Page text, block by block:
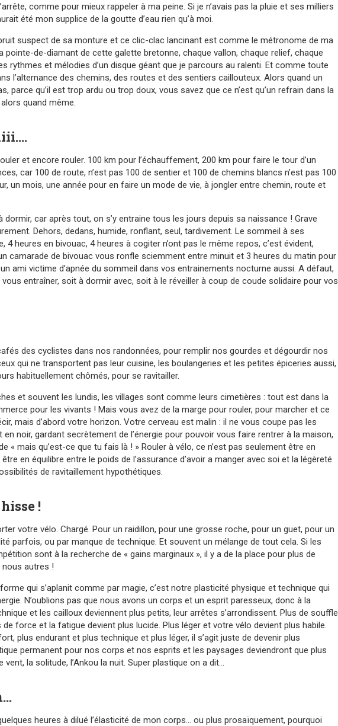
comme pour mieux rappeler à ma peine. Si je n’avais pas la pluie et ses milliers
été mon supplice de la goutte d’eau rien qu’à moi.
suspect de sa monture et ce clic-clac lancinant est comme le métronome de ma
pointe-de-diamant de cette galette bretonne, chaque vallon, chaque relief, chaque
rythmes et mélodies d’un disque géant que je parcours au ralenti. Et comme toute
l’alternance des chemins, des routes et des sentiers caillouteux. Alors quand un
parce qu’il est trop ardu ou trop doux, vous savez que ce n’est qu’un refrain dans la
quand même.
et encore rouler. 100 km pour l’échauffement, 200 km pour faire le tour d’un
car 100 de route, n’est pas 100 de sentier et 100 de chemins blancs n’est pas 100
un mois, une année pour en faire un mode de vie, à jongler entre chemin, route et
dormir, car après tout, on s’y entraine tous les jours depuis sa naissance ! Grave
Dehors, dedans, humide, ronflant, seul, tardivement. Le sommeil à ses
4 heures en bivouac, 4 heures à cogiter n’ont pas le même repos, c’est évident,
camarade de bivouac vous ronfle sciemment entre minuit et 3 heures du matin pour
ami victime d’apnée du sommeil dans vos entrainements nocturne aussi. A défaut,
entraîner, soit à dormir avec, soit à le réveiller à coup de coude solidaire pour vos
des cyclistes dans nos randonnées, pour remplir nos gourdes et dégourdir nos
qui ne transportent pas leur cuisine, les boulangeries et les petites épiceries aussi,
habituellement chômés, pour se ravitailler.
et souvent les lundis, les villages sont comme leurs cimetières : tout est dans la
pour les vivants ! Mais vous avez de la marge pour rouler, pour marcher et ce
mais d’abord votre horizon. Votre cerveau est malin : il ne vous coupe pas les
noir, gardant secrètement de l’énergie pour pouvoir vous faire rentrer à la maison,
« mais qu’est-ce que tu fais là ! » Rouler à vélo, ce n’est pas seulement être en
en équilibre entre le poids de l’assurance d’avoir a manger avec soi et la légèreté
de ravitaillement hypothétiques.
!
votre vélo. Chargé. Pour un raidillon, pour une grosse roche, pour un guet, pour un
parfois, ou par manque de technique. Et souvent un mélange de tout cela. Si les
sont à la recherche de « gains marginaux », il y a de la place pour plus de
autres !
qui s’aplanit comme par magie, c’est notre plasticité physique et technique qui
N’oublions pas que nous avons un corps et un esprit paresseux, donc à la
et les cailloux deviennent plus petits, leur arrêtes s’arrondissent. Plus de souffle
force et la fatigue devient plus lucide. Plus léger et votre vélo devient plus habile.
plus endurant et plus technique et plus léger, il s’agit juste de devenir plus
permanent pour nos corps et nos esprits et les paysages deviendront que plus
la solitude, l’Ankou la nuit. Super plastique on a dit…
heures à dilué l’élasticité de mon corps… ou plus prosaïquement, pourquoi